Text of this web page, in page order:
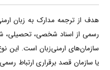
هدف از ترجمه مدارک به زبان
رسمی از اسناد شخصی، تحصیلی،
سازمان‌های ارمنی‌زبان است. این
یا سازمان قصد برقراری ارتباط